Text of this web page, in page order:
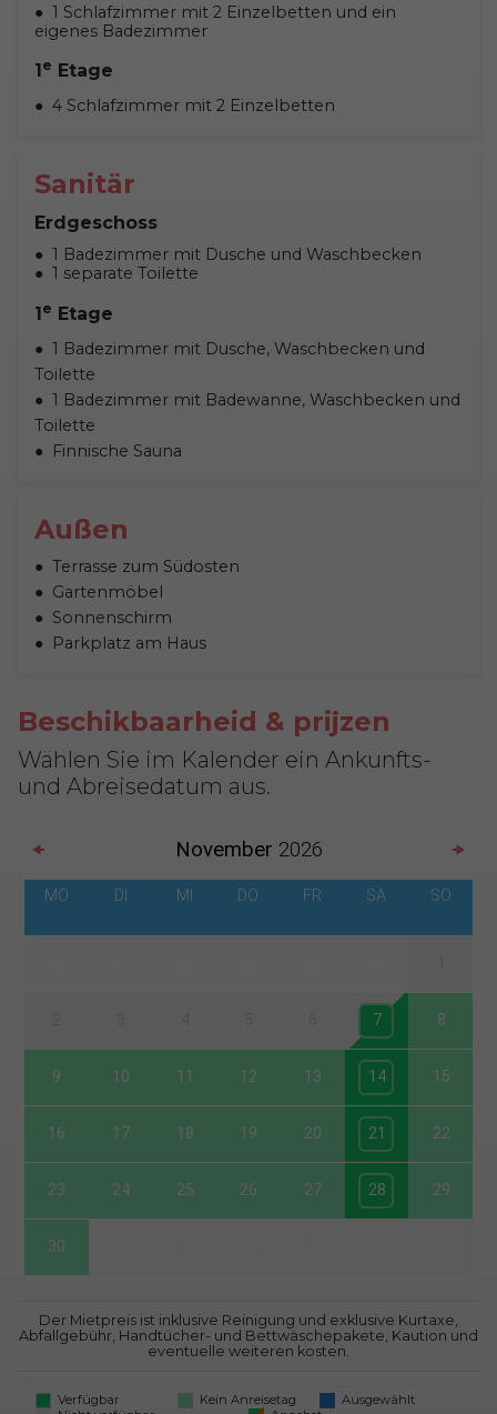
1 Schlafzimmer mit 2 Einzelbetten und ein
eigenes Badezimmer
1 e Etage
4 Schlafzimmer mit 2 Einzelbetten
Sanitär
Erdgeschoss
1 Badezimmer mit Dusche und Waschbecken
1 separate Toilette
1e Etage
1 Badezimmer mit Dusche, Waschbecken und
Toilette
1 Badezimmer mit Badewanne, Waschbecken und
Toilette
Finnische Sauna
Außen
Terrasse zum Südosten
Gartenmöbel
Sonnenschirm
Parkplatz am Haus
Beschikbaarheid & prijzen
Wählen Sie im Kalender ein Ankunfts-
und Abreisedatum aus.
November 2026
MO DI MI DO FR SA SO
7 8
9 10 11 12 13 14 15
16 17 18 19 20 21 22
23 24 25 26 27 28 29
30
Der Mietpreis ist inklusive Reinigung und exklusive Kurtaxe,
Abfallgebühr, Handtücher- und Bettwäschepakete, Kaution und
eventuelle weiteren kosten.
Verfügbar Kein Anreisetag
Ausgewählt